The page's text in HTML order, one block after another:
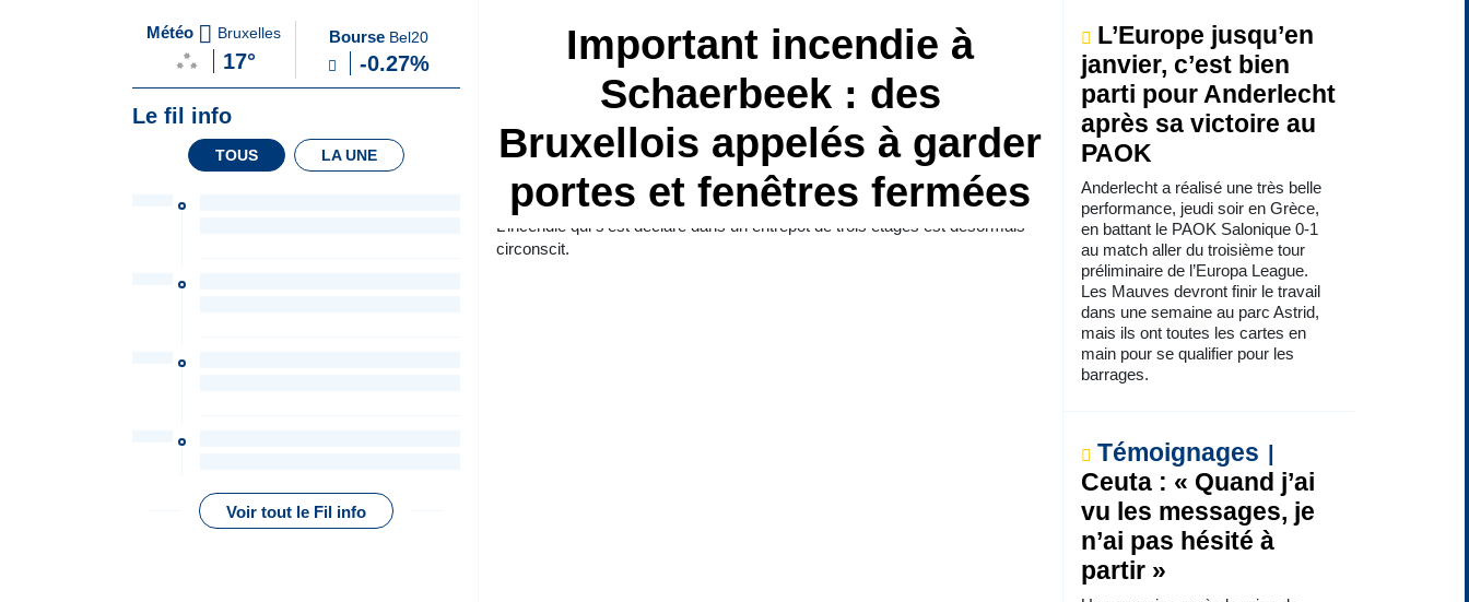
du Soir
Une
Important incendie à
Schaerbeek : des
Bruxellois appelés à garder
portes et fenêtres fermées
L’incendie qui s’est déclaré dans un entrepôt de trois étages est désormais
circonscit.
L’Europe jusqu’en
janvier, c’est bien
parti pour Anderlecht
après sa victoire au
PAOK
Anderlecht a réalisé une très belle
performance, jeudi soir en Grèce,
en battant le PAOK Salonique 0-1
au match aller du troisième tour
préliminaire de l’Europa League.
Les Mauves devront finir le travail
dans une semaine au parc Astrid,
mais ils ont toutes les cartes en
main pour se qualifier pour les
barrages.
Témoignages
Ceuta : « Quand j’ai
vu les messages, je
n’ai pas hésité à
partir »
Météo Bruxelles
17°
Bourse Bel20
-0.27%
Le fil info
LA UNE
TOUS
Voir tout le Fil info